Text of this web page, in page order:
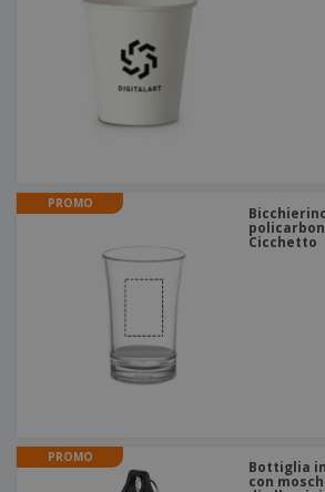
PROMO
Cicchetto
PROMO
Bottiglia
con